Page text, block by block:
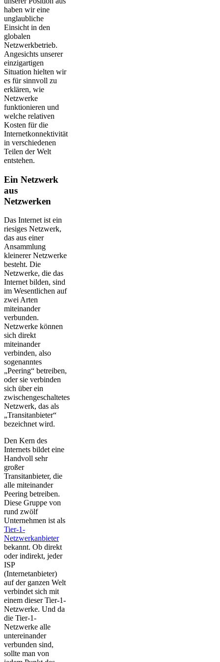
haben wir eine
unglaubliche
Einsicht in den
globalen
Netzwerkbetrieb.
Angesichts unserer
einzigartigen
Situation hielten wir
es für sinnvoll zu
erklären, wie
Netzwerke
funktionieren und
welche relativen
Kosten für die
Internetkonnektivität
in verschiedenen
Teilen der Welt
entstehen.
Ein Netzwerk
aus
Netzwerken
Das Internet ist ein
riesiges Netzwerk,
das aus einer
Ansammlung
kleinerer Netzwerke
besteht. Die
Netzwerke, die das
Internet bilden, sind
im Wesentlichen auf
zwei Arten
miteinander
verbunden.
Netzwerke können
sich direkt
miteinander
verbinden, also
sogenanntes
„Peering“ betreiben,
oder sie verbinden
sich über ein
zwischengeschaltetes
Netzwerk, das als
„Transitanbieter“
bezeichnet wird.
Den Kern des
Internets bildet eine
Handvoll sehr
großer
Transitanbieter, die
alle miteinander
Peering betreiben.
Diese Gruppe von
rund zwölf
Unternehmen ist als
Tier-1-
Netzwerkanbieter
bekannt. Ob direkt
oder indirekt, jeder
ISP
(Internetanbieter)
auf der ganzen Welt
verbindet sich mit
einem dieser Tier-1-
Netzwerke. Und da
die Tier-1-
Netzwerke alle
untereinander
verbunden sind,
sollte man von